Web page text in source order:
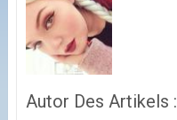
Autor Des Artikels :